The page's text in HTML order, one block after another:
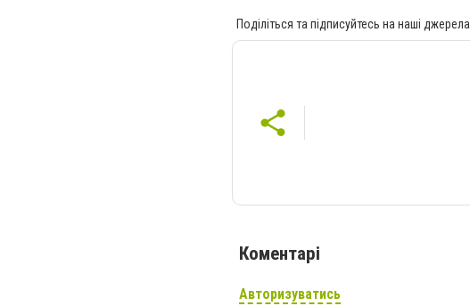
Поділіться та підписуйтесь на наші джерела
Коментарі
Авторизуватись